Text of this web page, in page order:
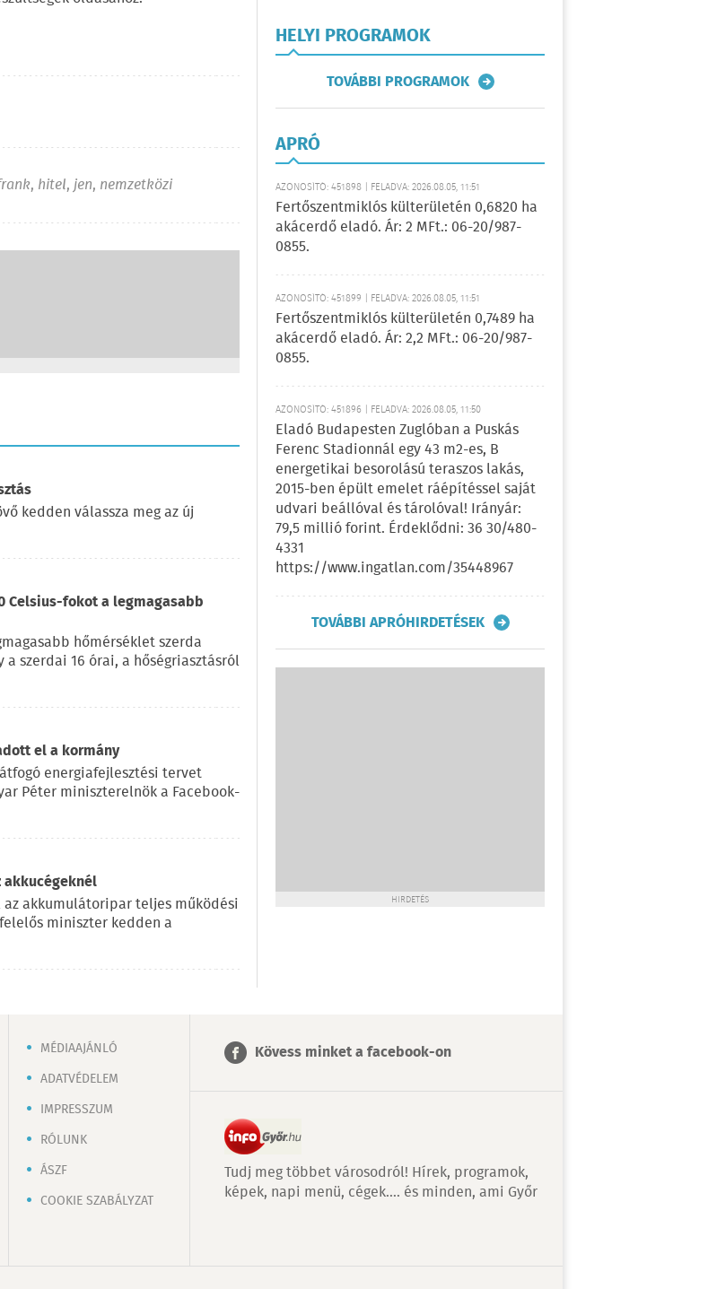
, hitel,jen, nemzetközi
kedden válassza meg az új
Celsius-fokot a legmagasabb
hőmérséklet szerda
szerdai 16 órai, a hőségriasztásról
el a kormány
energiafejlesztési tervet
Péter miniszterelnök a Facebook-
akkucégeknél
akkumulátoripar teljes működési
miniszter kedden a
HELYI PROGRAMOK
TOVÁBBI PROGRAMOK
APRÓ
AZONOSÍTÓ: 451898 | FELADVA: 2026.08.05, 11:51
Fertőszentmiklós külterületén 0,6820 ha
akácerdő eladó. Ár: 2 MFt.: 06-20/987-
0855.
AZONOSÍTÓ: 451899 | FELADVA: 2026.08.05, 11:51
Fertőszentmiklós külterületén 0,7489 ha
akácerdő eladó. Ár: 2,2 MFt.: 06-20/987-
0855.
AZONOSÍTÓ: 451896 | FELADVA: 2026.08.05, 11:50
Eladó Budapesten Zuglóban a Puskás
Ferenc Stadionnál egy 43 m2-es, B
energetikai besorolású teraszos lakás,
2015-ben épült emelet ráépítéssel saját
udvari beállóval és tárolóval! Irányár:
79,5 millió forint. Érdeklődni: 36 30/480-
4331
https://www.ingatlan.com/35448967
TOVÁBBI APRÓHIRDETÉSEK
HIRDETÉS
MÉDIAAJÁNLÓ
ADATVÉDELEM
IMPRESSZUM
RÓLUNK
ÁSZF
COOKIE SZABÁLYZAT
Kövess minket a facebook-on
Tudj meg többet városodról! Hírek, programok,
képek, napi menü, cégek…. és minden, ami Győr